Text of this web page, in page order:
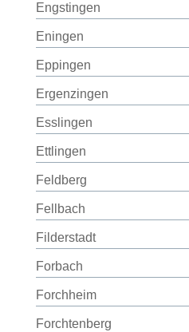
Engstingen
Eningen
Eppingen
Ergenzingen
Esslingen
Ettlingen
Feldberg
Fellbach
Filderstadt
Forbach
Forchheim
Forchtenberg